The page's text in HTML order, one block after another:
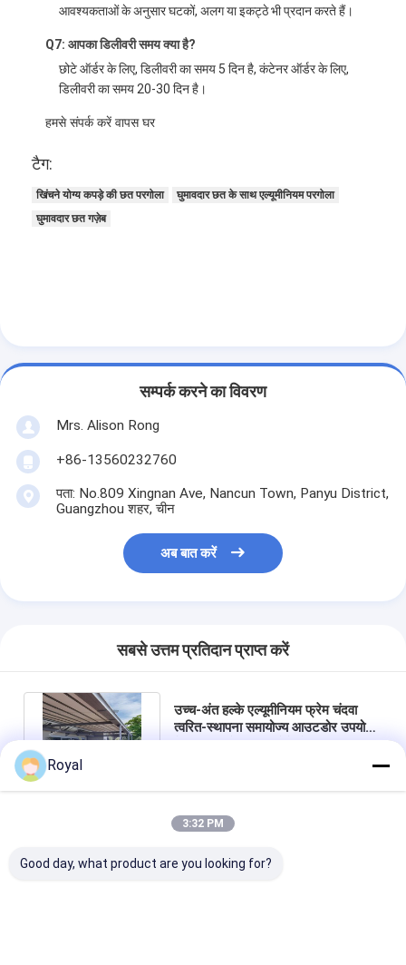
आवश्यकताओं के अनुसार घटकों, अलग या इकट्ठे भी प्रदान करते हैं।
Q7: आपका डिलीवरी समय क्या है?
छोटे ऑर्डर के लिए, डिलीवरी का समय 5 दिन है, कंटेनर ऑर्डर के लिए,
डिलीवरी का समय 20-30 दिन है।
हमसे संपर्क करें वापस घर
टैग:
खिंचने योग्य कपड़े की छत परगोला
घुमावदार छत के साथ एल्यूमीनियम परगोला
घुमावदार छत गज़ेब
सम्पर्क करने का विवरण
Mrs. Alison Rong
+86-13560232760
पता: No.809 Xingnan Ave, Nancun Town, Panyu District,
Guangzhou शहर, चीन
अब बात करें
सबसे उत्तम प्रतिदान प्राप्त करें
उच्च-अंत हल्के एल्यूमीनियम फ्रेम चंदवा
त्वरित-स्थापना समायोज्य आउटडोर उपयोग
के लिए सनशेड वापस लेने योग्य चंदवा
चैट करना
Royal
3:32 PM
Good day, what product are you looking for?